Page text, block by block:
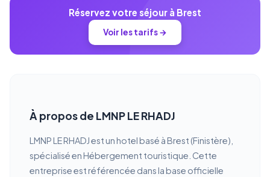
Réservez votre séjour à Brest
Voir les tarifs →
À propos de LMNP LE RHADJ
LMNP LE RHADJ est un hotel basé à Brest (Finistère),
spécialisé en Hébergement touristique. Cette
entreprise est référencée dans la base officielle